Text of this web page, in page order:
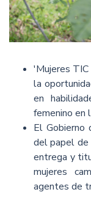
'Mujeres TIC
la
en
femenino en
El Gobierno
del papel de
entrega y
mujeres
agentes de